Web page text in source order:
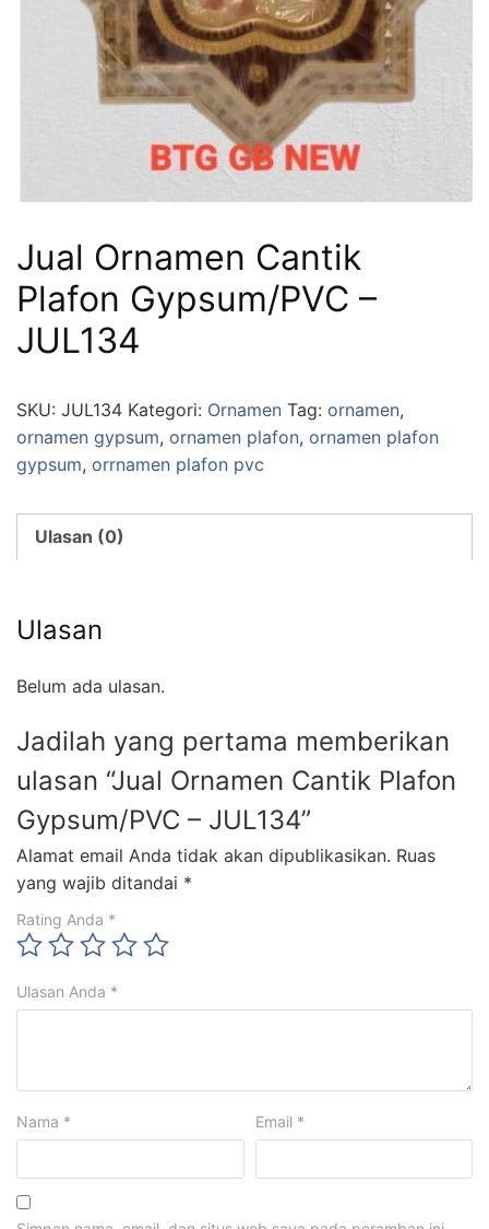
Jual Ornamen Cantik
Plafon Gypsum/PVC –
JUL134
SKU: JUL134 Kategori: Ornamen Tag: ornamen,
ornamen gypsum, ornamen plafon, ornamen plafon
gypsum, orrnamen plafon pvc
Ulasan (0)
Ulasan
Belum ada ulasan.
Jadilah yang pertama memberikan
ulasan “Jual Ornamen Cantik Plafon
Gypsum/PVC – JUL134”
Alamat email Anda tidak akan dipublikasikan. Ruas
yang wajib ditandai *
Rating Anda *
Ulasan Anda *
Nama * Email *